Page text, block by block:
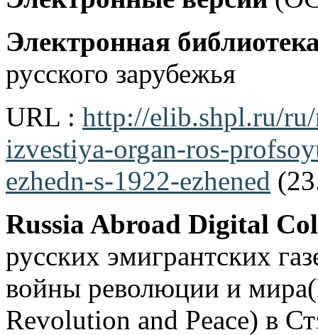
Электронная
русского зарубежья
URL : http://elib.shpl.ru/
izvestiya-organ-ros-
ezhedn-s-1922-ezhened
Russia Abroad Digital
русских эмигрантских
войны революции и
Revolution and Peace) в